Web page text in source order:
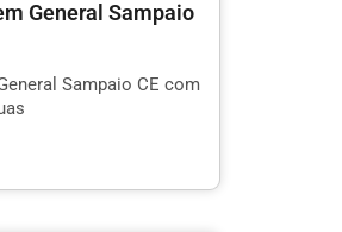
General Sampaio
Sampaio CE com